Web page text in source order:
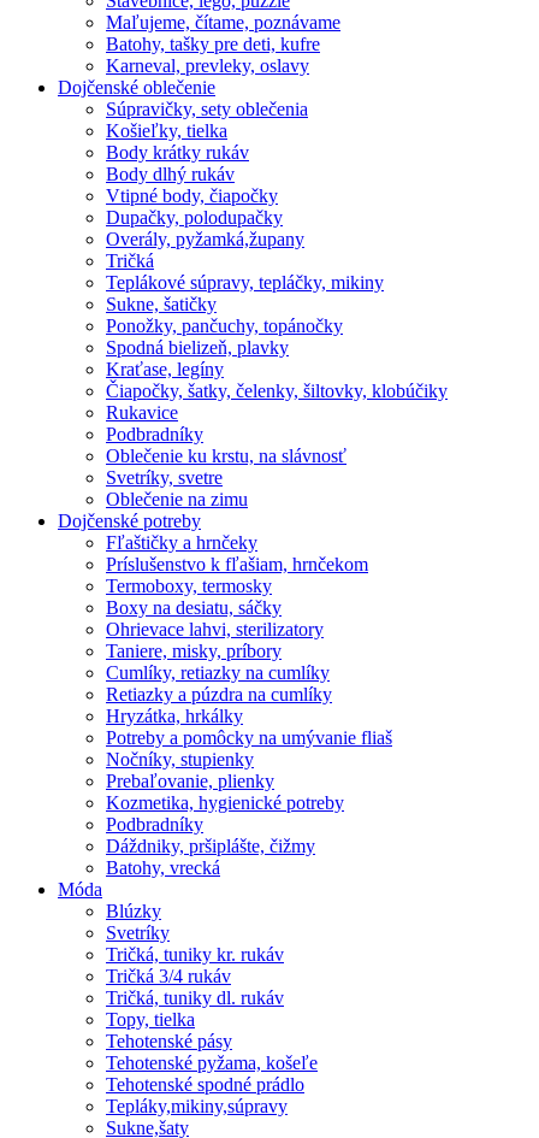
Maľujeme, čítame, poznávame
Batohy, tašky pre deti, kufre
Karneval, prevleky, oslavy
Dojčenské oblečenie
Súpravičky, sety oblečenia
Košieľky, tielka
Body krátky rukáv
Body dlhý rukáv
Vtipné body, čiapočky
Dupačky, polodupačky
Overály, pyžamká,župany
Tričká
Teplákové súpravy, tepláčky, mikiny
Sukne, šatičky
Ponožky, pančuchy, topánočky
Spodná bielizeň, plavky
Kraťase, legíny
Čiapočky, šatky, čelenky, šiltovky, klobúčiky
Rukavice
Podbradníky
Oblečenie ku krstu, na slávnosť
Svetríky, svetre
Oblečenie na zimu
Dojčenské potreby
Fľaštičky a hrnčeky
Príslušenstvo k fľašiam, hrnčekom
Termoboxy, termosky
Boxy na desiatu, sáčky
Ohrievace lahvi, sterilizatory
Taniere, misky, príbory
Cumlíky, retiazky na cumlíky
Retiazky a púzdra na cumlíky
Hryzátka, hrkálky
Potreby a pomôcky na umývanie fliaš
Nočníky, stupienky
Prebaľovanie, plienky
Kozmetika, hygienické potreby
Podbradníky
Dáždniky, pršiplášte, čižmy
Batohy, vrecká
Móda
Blúzky
Svetríky
Tričká, tuniky kr. rukáv
Tričká 3/4 rukáv
Tričká, tuniky dl. rukáv
Topy, tielka
Tehotenské pásy
Tehotenské pyžama, košeľe
Tehotenské spodné prádlo
Tepláky,mikiny,súpravy
Sukne,šaty